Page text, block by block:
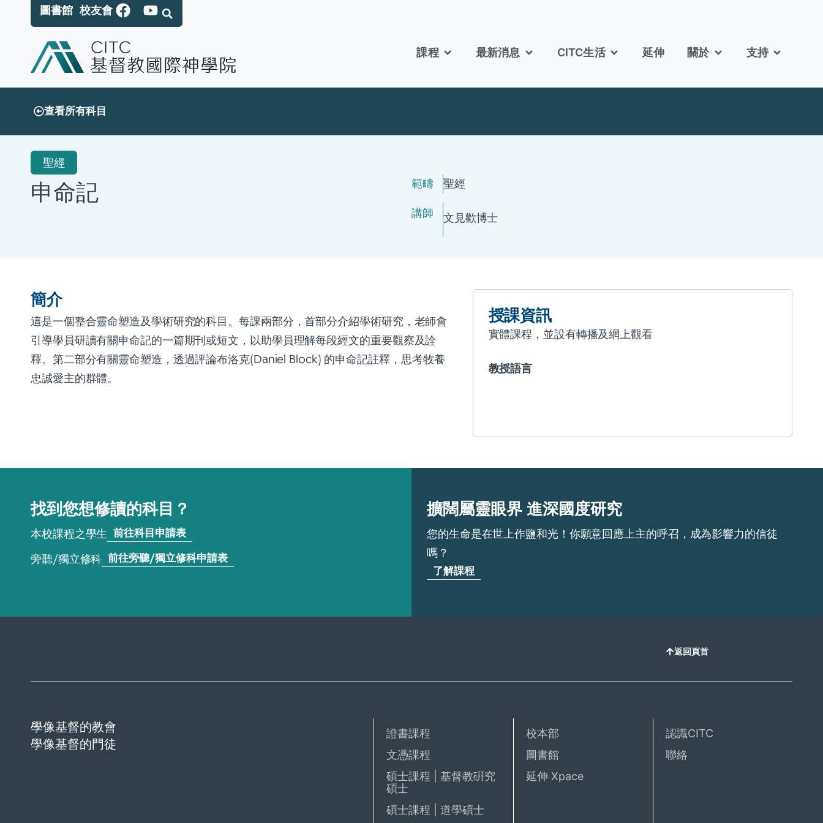
圖書館 校友會
課程 最新消息 CITC生活 延伸 關於 支持
查看所有科目
聖經
申命記 範疇
聖經
講師
文見歡博士
簡介
這是一個整合靈命塑造及學術研究的科目。每課兩部分，首部分介紹學術研究，老師會
引導學員研讀有關申命記的一篇期刊或短文，以助學員理解每段經文的重要觀察及詮
釋。第二部分有關靈命塑造，透過評論布洛克(Daniel Block) 的申命記註釋，思考牧養
忠誠愛主的群體。
授課資訊
實體課程，並設有轉播及網上觀看
教授語言
找到您想修讀的科目？
本校課程之學生 前往科目申請表
旁聽/獨立修科 前往旁聽/獨立修科申請表
擴闊屬靈眼界 進深國度研究
您的生命是在世上作鹽和光！你願意回應上主的呼召，成為影響力的信徒
嗎？
了解課程
返回頁首
學像基督的教會
學像基督的門徒
證書課程
文憑課程
碩士課程 | 基督教硏究
碩士
碩士課程 | 道學碩士
校本部
圖書館
延伸 Xpace
認識CITC
聯絡